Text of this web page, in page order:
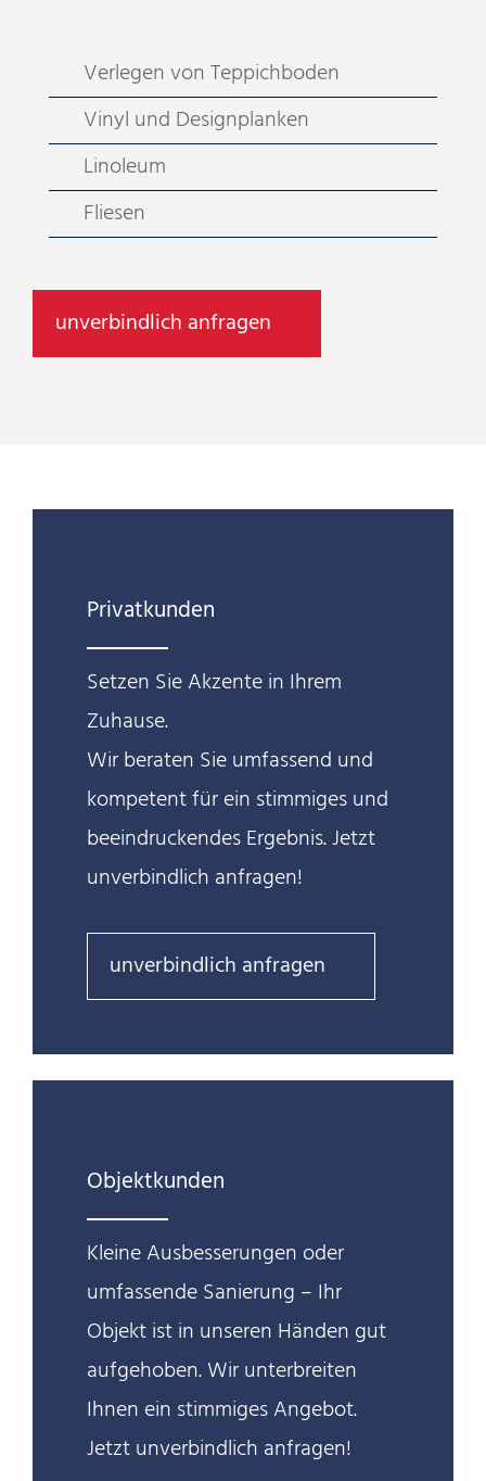
Verlegen von Teppichboden
Vinyl und Designplanken
Linoleum
Fliesen
unverbindlich anfragen
Privatkunden
Setzen Sie Akzente in Ihrem
Zuhause.
Wir beraten Sie umfassend und
kompetent für ein stimmiges und
beeindruckendes Ergebnis. Jetzt
unverbindlich anfragen!
unverbindlich anfragen
Objektkunden
Kleine Ausbesserungen oder
umfassende Sanierung – Ihr
Objekt ist in unseren Händen gut
aufgehoben. Wir unterbreiten
Ihnen ein stimmiges Angebot.
Jetzt unverbindlich anfragen!